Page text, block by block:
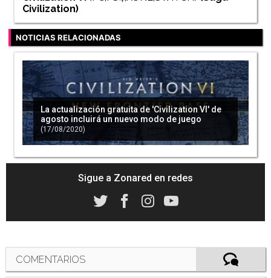
Civilization)
NOTICIAS RELACIONADAS
La actualización gratuita de 'Civilization VI' de
agosto incluirá un nuevo modo de juego
(17/08/2020)
Sigue a Zonared en redes
COMENTARIOS